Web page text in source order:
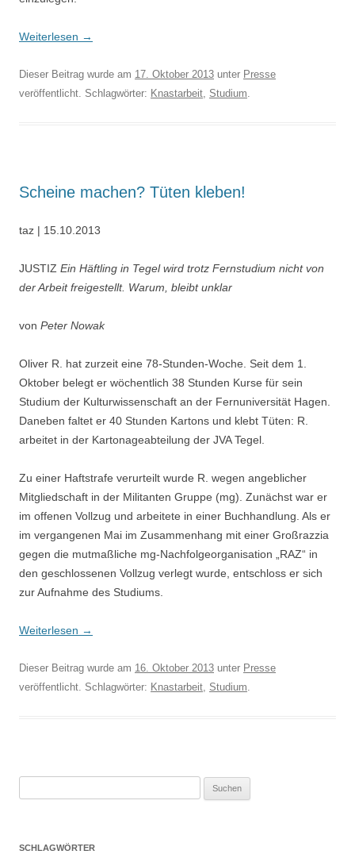
Weiterlesen →
Dieser Beitrag wurde am 17. Oktober 2013 unter Presse
veröffentlicht. Schlagwörter: Knastarbeit Studium
Scheine machen? Tüten kleben!
taz | 15.10.2013
JUSTIZ Ein Häftling in Tegel wird trotz Fernstudium nicht von
der Arbeit freigestellt. Warum, bleibt unklar
von Peter Nowak
Oliver R. hat zurzeit eine 78-Stunden-Woche. Seit dem 1.
Oktober belegt er wöchentlich 38 Stunden Kurse für sein
Studium der Kulturwissenschaft an der Fernuniversität Hagen.
Daneben faltet er 40 Stunden Kartons und klebt Tüten: R.
arbeitet in der Kartonageabteilung der JVA Tegel.
Zu einer Haftstrafe verurteilt wurde R. wegen angeblicher
Mitgliedschaft in der Militanten Gruppe (mg). Zunächst war er
im offenen Vollzug und arbeitete in einer Buchhandlung. Als er
im vergangenen Mai im Zusammenhang mit einer Großrazzia
gegen die mutmaßliche mg-Nachfolgeorganisation „RAZ“ in
den geschlossenen Vollzug verlegt wurde, entschloss er sich
zur Aufnahme des Studiums.
Weiterlesen →
Dieser Beitrag wurde am 16. Oktober 2013 unter Presse
veröffentlicht. Schlagwörter: Knastarbeit Studium
SCHLAGWÖRTER